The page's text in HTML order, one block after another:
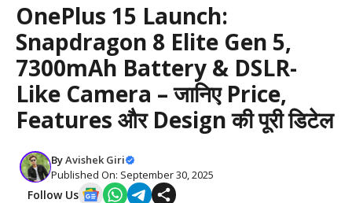
OnePlus 15 Launch:
Snapdragon 8 Elite Gen 5,
7300mAh Battery & DSLR-
Like Camera – जानिए Price,
Features और Design की पूरी डिटेल
ByAvishek Giri
Published On: September 30, 2025
Follow Us